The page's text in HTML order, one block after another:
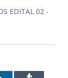
EDITAL 02 -